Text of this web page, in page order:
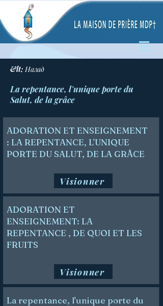
&lt; Назад
La repentance, l'unique porte du
Salut, de la grâce
ADORATION ET ENSEIGNEMENT
: LA REPENTANCE, L'UNIQUE
PORTE DU SALUT, DE LA GRÂCE
Visionner
ADORATION ET
ENSEIGNEMENT: LA
REPENTANCE , DE QUOI ET LES
FRUITS
Visionner
La repentance, l'unique porte du